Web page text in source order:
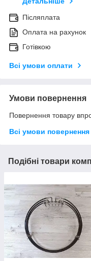
Післяплата
Оплата на рахунок
Готівкою
Всі умови оплати
Умови повернення
Повернення товару
Всі умови повернення
Подібні товари